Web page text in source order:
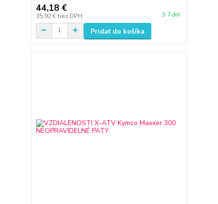
44,18 €
35,92 € bez DPH 3-7 dní
Pridať do košíka